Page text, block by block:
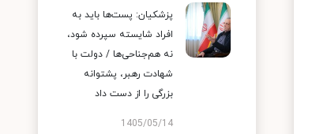
پزشکیان: پست‌ها باید به
افراد شایسته سپرده شود،
نه هم‌جناحی‌ها / دولت با
شهادت رهبر، پشتوانه
بزرگی را از دست داد
1405/05/14